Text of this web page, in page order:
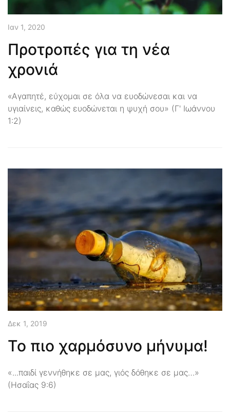
Ιαν 1, 2020
Προτροπές για τη νέα
χρονιά
«Αγαπητέ, εύχομαι σε όλα να ευοδώνεσαι και να
υγιαίνεις, καθώς ευοδώνεται η ψυχή σου» (Γ' Ιωάννου
1:2)
Δεκ 1, 2019
Το πιο χαρμόσυνο μήνυμα!
«...παιδί γεννήθηκε σε μας, γιός δόθηκε σε μας…»
(Ησαΐας 9:6)